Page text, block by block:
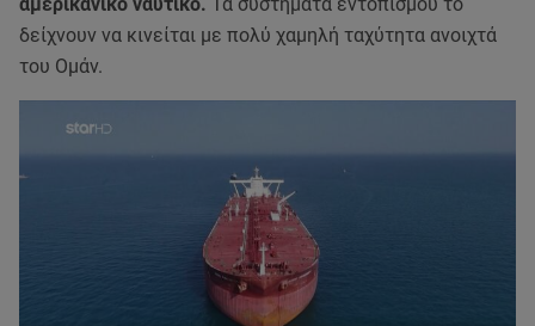
δείχνουν να κινείται με πολύ χαμηλή ταχύτητα ανοιχτά
του Ομάν.